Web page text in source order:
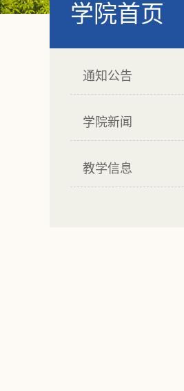
学院首页
通知公告
学院新闻
教学信息